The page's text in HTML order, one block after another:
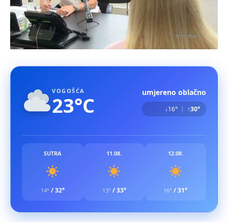
VOGOŠĆA
23°C umjereno oblačno
↓16° | ↑30°
SUTRA
14° /32°
11.08.
13° / 33°
12.08.
16° /31°